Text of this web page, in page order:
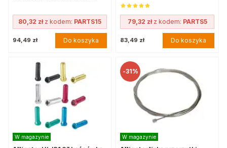
80,32 złz kodem: PARTS15
94,49 zł Do koszyka
79,32 złz kodem: PARTS5
83,49 zł Do koszyka
W magazynie
-31%
W magazynie